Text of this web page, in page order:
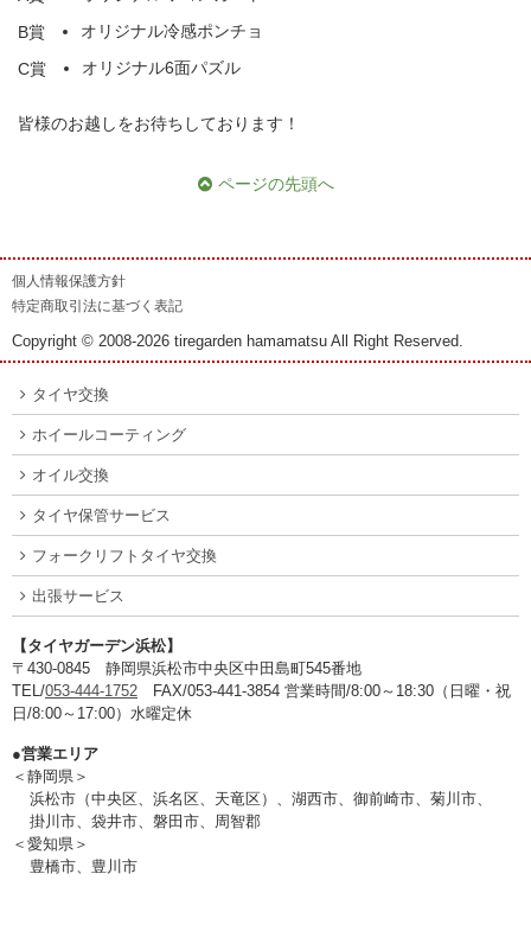
B賞
オリジナル冷感ポンチョ
C賞
オリジナル6面パズル
皆様のお越しをお待ちしております！
ページの先頭へ
個人情報保護方針
特定商取引法に基づく表記
Copyright © 2008-2026 tiregarden hamamatsu All Right Reserved.
タイヤ交換
ホイールコーティング
オイル交換
タイヤ保管サービス
フォークリフトタイヤ交換
出張サービス
【タイヤガーデン浜松】
〒430-0845 静岡県浜松市中央区中田島町545番地
TEL/053-444-1752 FAX/053-441-3854 営業時間/8:00～18:30（日曜・祝
日/8:00～17:00）水曜定休
●営業エリア
＜静岡県＞
浜松市（中央区、浜名区、天竜区）、湖西市、御前崎市、菊川市、
掛川市、袋井市、磐田市、周智郡
＜愛知県＞
豊橋市、豊川市